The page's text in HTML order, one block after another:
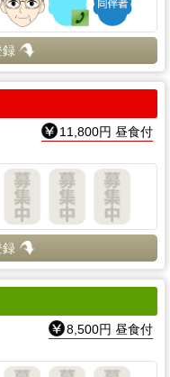
録
11,800円 昼食付
録
8,500円 昼食付